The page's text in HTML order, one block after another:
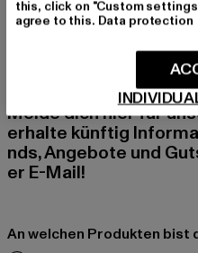
Melde dich hier für
erhalte künftig
nds, Angebote und
er E-Mail!
An welchen Produkten bist
this, click on "Custom
agree to this. Data protection